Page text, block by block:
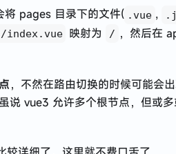
pages 目录下的文件( .vue ,
index.vue 映射为 / ，然后在
，不然在路由切换的时候可能会
说 vue3 允许多个根节点，但或